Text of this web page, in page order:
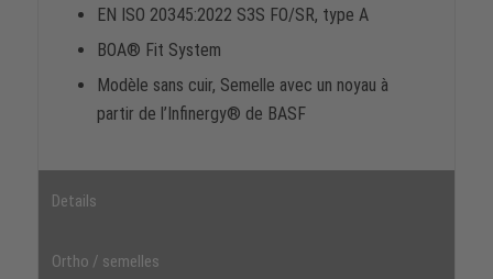
EN ISO 20345:2022 S3S FO/SR, type A
BOA® Fit System
Modèle sans cuir, Semelle avec un noyau à
partir de l’Infinergy® de BASF
Details
Ortho / semelles